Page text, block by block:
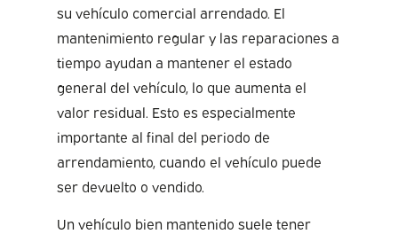
su vehículo comercial arrendado. El
mantenimiento regular y las reparaciones a
tiempo ayudan a mantener el estado
general del vehículo, lo que aumenta el
valor residual. Esto es especialmente
importante al final del periodo de
arrendamiento, cuando el vehículo puede
ser devuelto o vendido.
Un vehículo bien mantenido suele tener